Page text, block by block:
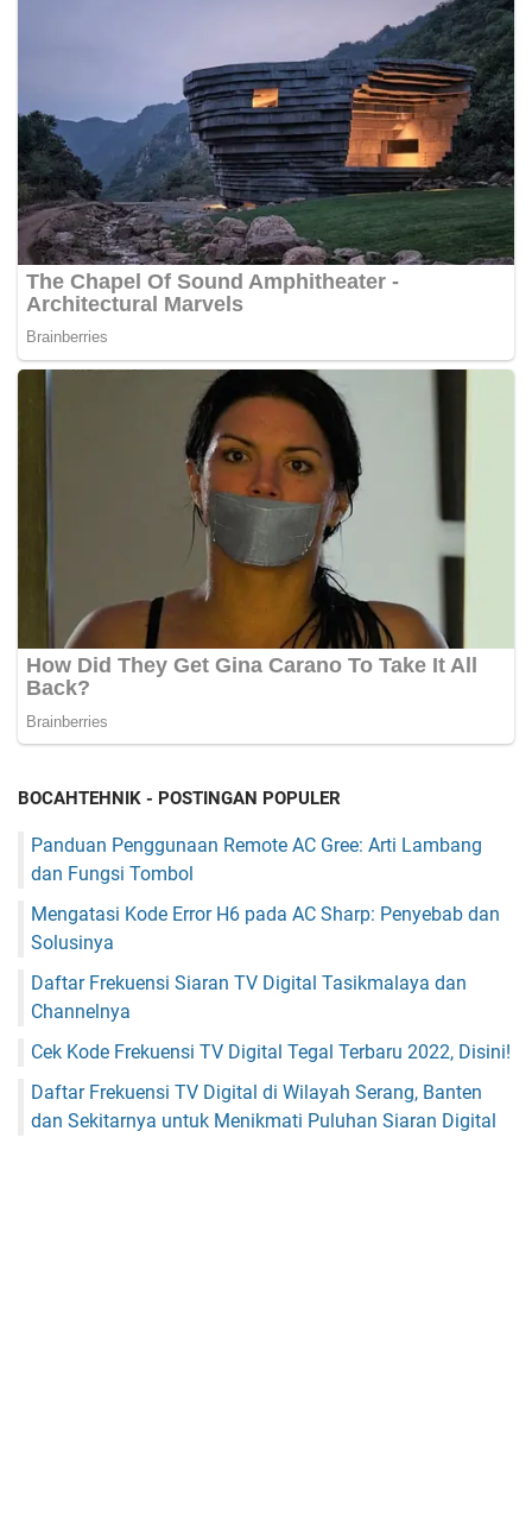
BOCAHTEHNIK - POSTINGAN POPULER
Panduan Penggunaan Remote AC Gree: Arti Lambang
dan Fungsi Tombol
Mengatasi Kode Error H6 pada AC Sharp: Penyebab dan
Solusinya
Daftar Frekuensi Siaran TV Digital Tasikmalaya dan
Channelnya
Cek Kode Frekuensi TV Digital Tegal Terbaru 2022, Disini!
Daftar Frekuensi TV Digital di Wilayah Serang, Banten
dan Sekitarnya untuk Menikmati Puluhan Siaran Digital